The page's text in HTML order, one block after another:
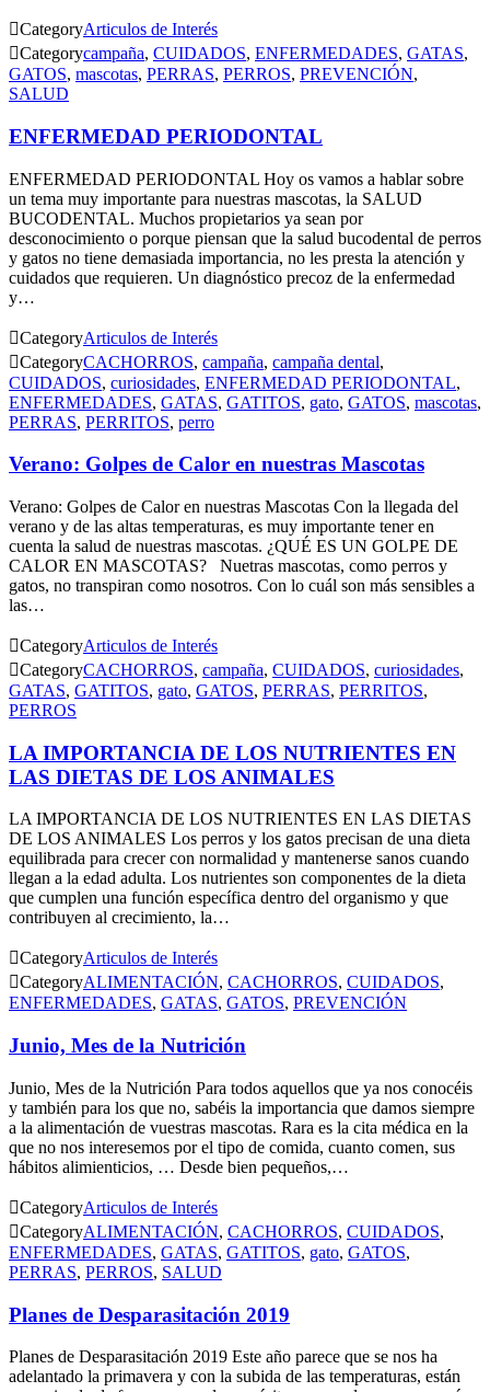
CategoryArticulos de Interés
Categorycampaña, CUIDADOS, ENFERMEDADES, GATAS,
GATOS, mascotas, PERRAS, PERROS, PREVENCIÓN,
SALUD
ENFERMEDAD PERIODONTAL
ENFERMEDAD PERIODONTAL Hoy os vamos a hablar sobre
un tema muy importante para nuestras mascotas, la SALUD
BUCODENTAL. Muchos propietarios ya sean por
desconocimiento o porque piensan que la salud bucodental de perros
y gatos no tiene demasiada importancia, no les presta la atención y
cuidados que requieren. Un diagnóstico precoz de la enfermedad
y…
CategoryArticulos de Interés
CategoryCACHORROS, campaña, campaña dental,
CUIDADOS, curiosidades, ENFERMEDAD PERIODONTAL,
ENFERMEDADES, GATAS, GATITOS, gato, GATOS, mascotas,
PERRAS, PERRITOS, perro
Verano: Golpes de Calor en nuestras Mascotas
Verano: Golpes de Calor en nuestras Mascotas Con la llegada del
verano y de las altas temperaturas, es muy importante tener en
cuenta la salud de nuestras mascotas. ¿QUÉ ES UN GOLPE DE
CALOR EN MASCOTAS? Nuetras mascotas, como perros y
gatos, no transpiran como nosotros. Con lo cuál son más sensibles a
las…
CategoryArticulos de Interés
CategoryCACHORROS, campaña, CUIDADOS, curiosidades,
GATAS, GATITOS, gato, GATOS, PERRAS, PERRITOS,
PERROS
LA IMPORTANCIA DE LOS NUTRIENTES EN
LAS DIETAS DE LOS ANIMALES
LA IMPORTANCIA DE LOS NUTRIENTES EN LAS DIETAS
DE LOS ANIMALES Los perros y los gatos precisan de una dieta
equilibrada para crecer con normalidad y mantenerse sanos cuando
llegan a la edad adulta. Los nutrientes son componentes de la dieta
que cumplen una función específica dentro del organismo y que
contribuyen al crecimiento, la…
CategoryArticulos de Interés
CategoryALIMENTACIÓN, CACHORROS, CUIDADOS,
ENFERMEDADES, GATAS, GATOS, PREVENCIÓN
Junio, Mes de la Nutrición
Junio, Mes de la Nutrición Para todos aquellos que ya nos conocéis
y también para los que no, sabéis la importancia que damos siempre
a la alimentación de vuestras mascotas. Rara es la cita médica en la
que no nos interesemos por el tipo de comida, cuanto comen, sus
hábitos alimienticios, … Desde bien pequeños,…
CategoryArticulos de Interés
CategoryALIMENTACIÓN, CACHORROS, CUIDADOS,
ENFERMEDADES, GATAS, GATITOS, gato, GATOS,
PERRAS, PERROS, SALUD
Planes de Desparasitación 2019
Planes de Desparasitación 2019 Este año parece que se nos ha
adelantado la primavera y con la subida de las temperaturas, están